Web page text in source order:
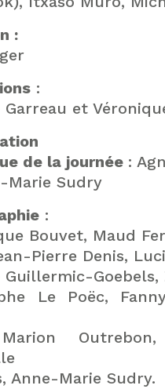
:
:
Garreau et
de la journée :
Marie Sudry
:
Bouvet, Maud
Pierre Denis,
Guillermic-
Le Poëc,
Anne-Marie Sudry.